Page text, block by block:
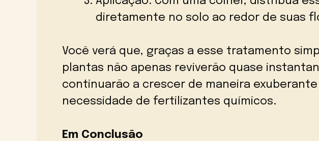
diretamente no solo ao redor de suas
Você verá que, graças a esse tratamento
plantas não apenas reviverão quase
continuarão a crescer de maneira exuberante
necessidade de fertilizantes químicos.
Em Conclusão